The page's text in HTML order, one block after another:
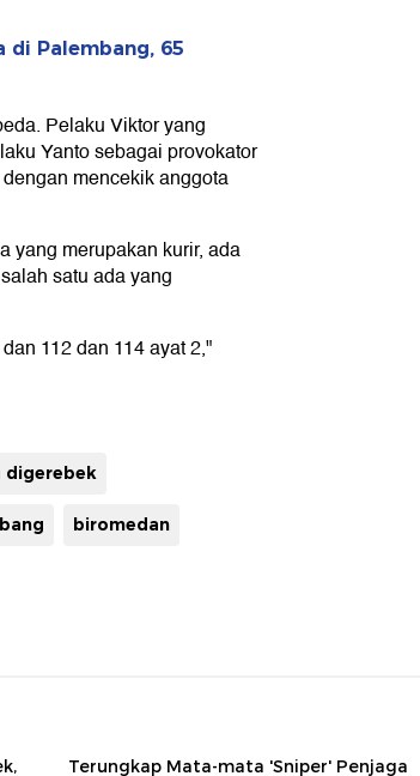
di Palembang, 65
Pelaku Viktor yang
Yanto sebagai provokator
mencekik anggota
yang merupakan kurir, ada
satu ada yang
112 dan 114 ayat 2,"
digerebek
biromedan
Terungkap Mata-mata 'Sniper' Penjaga